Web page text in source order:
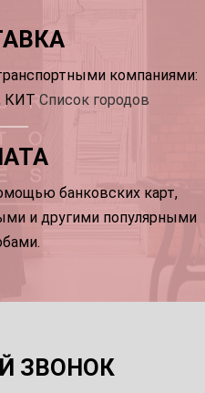
компаниями:
КИТ Список городов
банковских карт,
и другими популярными
ЗВОНОК